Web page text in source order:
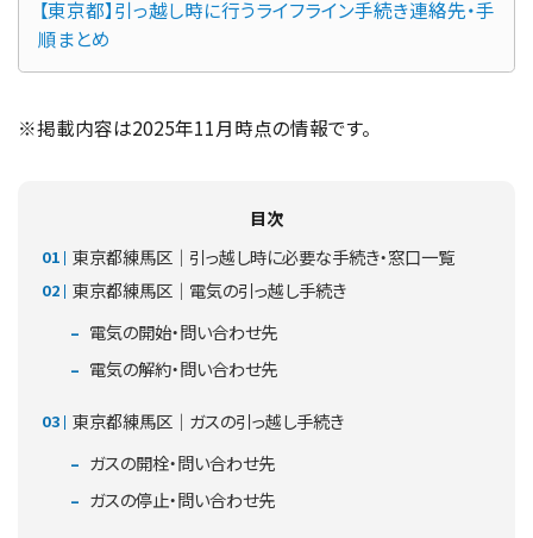
【東京都】引っ越し時に行うライフライン手続き連絡先・手
順まとめ
※掲載内容は2025年11月時点の情報です。
目次
東京都練馬区｜引っ越し時に必要な手続き・窓口一覧
東京都練馬区｜電気の引っ越し手続き
電気の開始・問い合わせ先
電気の解約・問い合わせ先
東京都練馬区｜ガスの引っ越し手続き
ガスの開栓・問い合わせ先
ガスの停止・問い合わせ先